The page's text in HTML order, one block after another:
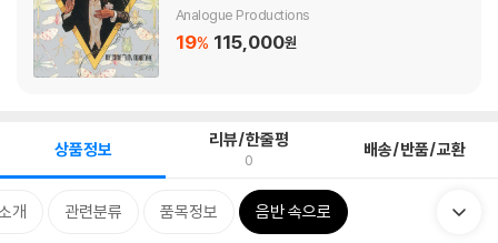
Analogue Productions
19% 115,000원
상품정보 리뷰/한줄평
0 배송/반품/교환
개 관련분류 품목정보 음반 속으로